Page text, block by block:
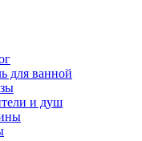
для ванной
и душ